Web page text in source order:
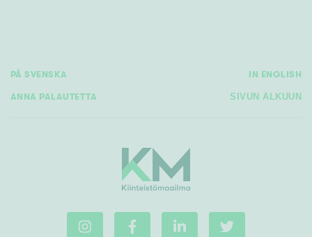
PÅ SVENSKA IN ENGLISH
ANNA PALAUTETTA SIVUN ALKUUN